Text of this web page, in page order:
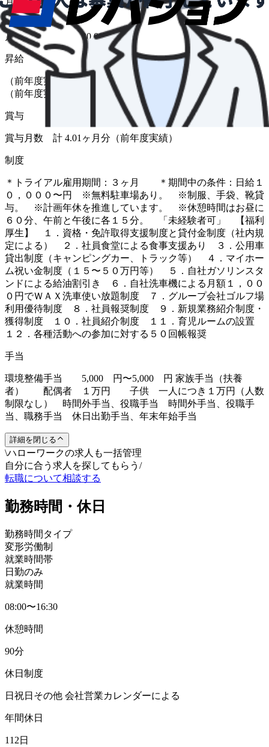
給与
月給 205,000円〜320,000円
昇給
（前年度実績 あり） 昇給率 1月あたり 0.00％ 〜 5.00％
（前年度実績）
賞与
賞与月数 計 4.01ヶ月分（前年度実績）
制度
＊トライアル雇用期間：３ヶ月 ＊期間中の条件：日給１
０，０００〜円 ※無料駐車場あり。 ※制服、手袋、靴貸
与。 ※計画年休を推進しています。 ※休憩時間はお昼に
６０分、午前と午後に各１５分。 「未経験者可」 【福利
厚生】 １．資格・免許取得支援制度と貸付金制度（社内規
定による） ２．社員食堂による食事支援あり ３．公用車
貸出制度（キャンピングカー、トラック等） ４．マイホー
ム祝い金制度（１５〜５０万円等） ５．自社ガソリンスタ
ンドによる給油割引き ６．自社洗車機による月額１，００
０円でＷＡＸ洗車使い放題制度 ７．グループ会社ゴルフ場
利用優待制度 ８．社員報奨制度 ９．新規業務紹介制度・
獲得制度 １０．社員紹介制度 １１．育児ルームの設置
１２．各種活動への参加に対する５０回帳報奨
手当
環境整備手当 5,000 円〜5,000 円 家族手当（扶養
者） 配偶者 １万円 子供 一人につき１万円（人数
制限なし） 時間外手当、役職手当 時間外手当、役職手
当、職務手当 休日出勤手当、年末年始手当
詳細を閉じる
\ハローワークの求人も一括管理
自分に合う求人を探してもらう /
転職について相談する
勤務時間・休日
勤務時間タイプ
変形労働制
就業時間帯
日勤のみ
就業時間
08:00〜16:30
休憩時間
90分
休日制度
日祝日その他 会社営業カレンダーによる
年間休日
112日